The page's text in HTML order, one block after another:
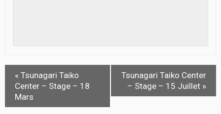
« Tsunagari Taiko
Center – Stage – 18
Mars
Tsunagari Taiko Center
– Stage – 15 Juillet »